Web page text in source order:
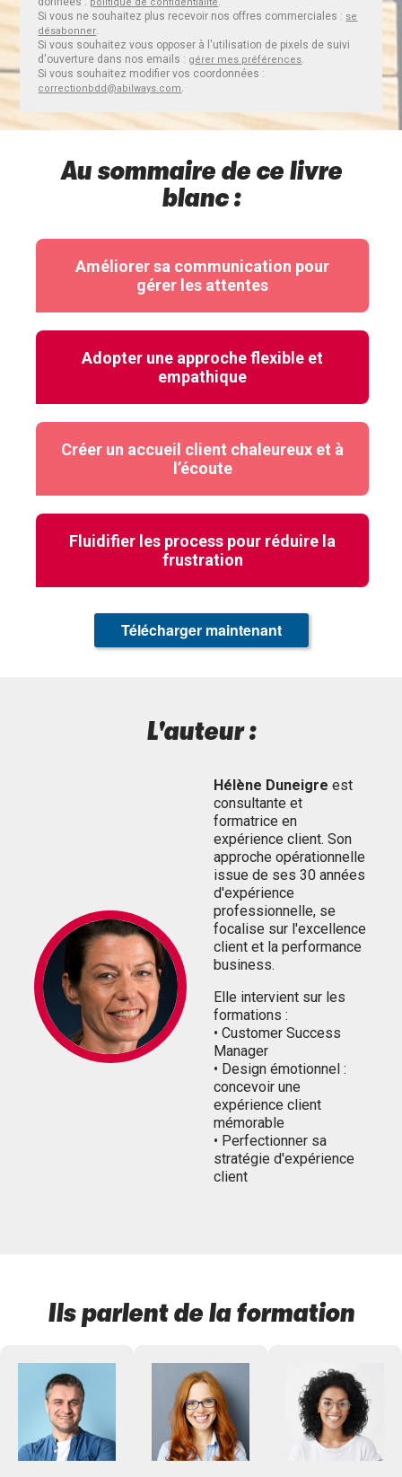
Si vous ne souhaitez plus recevoir nos offres commerciales : se
désabonner
Si vous souhaitez vous opposer à l'utilisation de pixels de suivi
d'ouverture dans nos emails : gérer mes préférences
Si vous souhaitez modifier vos coordonnées :
correctionbdd@abilways.com
Au sommaire de ce livre
blanc :
Améliorer sa communication pour
gérer les attentes
Adopter une approche flexible et
empathique
Créer un accueil client chaleureux et à
l’écoute
Fluidifier les process pour réduire la
frustration
Télécharger maintenant
L'auteur :
Hélène Duneigre est
consultante et
formatrice en
expérience client. Son
approche opérationnelle
issue de ses 30 années
d'expérience
professionnelle, se
focalise sur l'excellence
client et la performance
business.
Elle intervient sur les
formations :
• Customer Success
Manager
• Design émotionnel :
concevoir une
expérience client
mémorable
• Perfectionner sa
stratégie d'expérience
client
Ils parlent de la formation